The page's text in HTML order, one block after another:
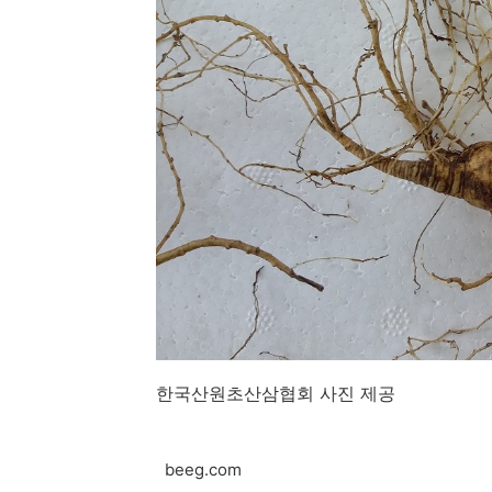
한국산원초산삼협회 사진 제공
beeg.com